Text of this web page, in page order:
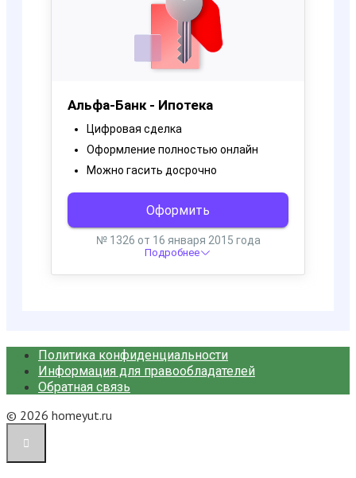
Политика конфиденциальности
Информация для правообладателей
Обратная связь
© 2026 homeyut.ru